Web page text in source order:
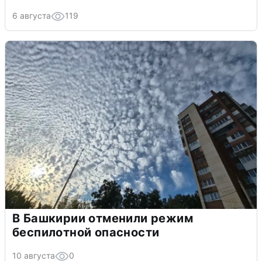
6 августа 119
В Башкирии отменили режим
беспилотной опасности
10 августа 0